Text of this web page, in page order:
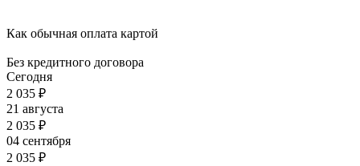
Как обычная оплата картой
Без кредитного договора
Сегодня
2 035 ₽
21 августа
2 035 ₽
04 сентября
2 035 ₽